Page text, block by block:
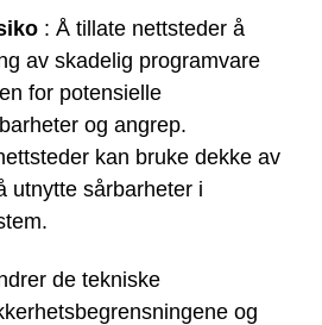
: Å tillate nettsteder å
av skadelig programvare
for potensielle
og angrep.
kan bruke dekke av
utnytte sårbarheter i
de tekniske
og